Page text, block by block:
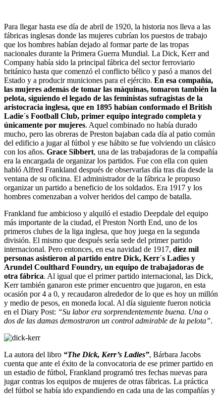
Para llegar hasta ese día de abril de 1920, la historia nos lleva a las
fábricas inglesas donde las mujeres cubrían los puestos de trabajo
que los hombres habían dejado al formar parte de las tropas
nacionales durante la Primera Guerra Mundial. La Dick, Kerr and
Company había sido la principal fábrica del sector ferroviario
británico hasta que comenzó el conflicto bélico y pasó a manos del
Estado y a producir municiones para el ejército. En esa compañía,
las mujeres además de tomar las máquinas, tomaron también la
pelota, siguiendo el legado de las feministas sufragistas de la
aristocracia inglesa, que en 1895 habían conformado el British
Ladie´s Football Club, primer equipo integrado completa y
únicamente por mujeres. Aquel combinado no había durado
mucho, pero las obreras de Preston bajaban cada día al patio común
del edificio a jugar al fútbol y ese hábito se fue volviendo un clásico
con los años. Grace Sibbert, una de las trabajadoras de la compañía
era la encargada de organizar los partidos. Fue con ella con quien
habló Alfred Frankland después de observarlas día tras día desde la
ventana de su oficina. El administrador de la fábrica le propuso
organizar un partido a beneficio de los soldados. Era 1917 y los
hombres comenzaban a volver heridos del campo de batalla.
Frankland fue ambicioso y alquiló el estadio Deepdale del equipo
más importante de la ciudad, el Preston North End, uno de los
primeros clubes de la liga inglesa, que hoy juega en la segunda
división. El mismo que después sería sede del primer partido
internacional. Pero entonces, en esa navidad de 1917, diez mil
personas asistieron al partido entre Dick, Kerr´s Ladies y
Arundel Coulthard Foundry, un equipo de trabajadoras de
otra fábrica. Al igual que el primer partido internacional, las Dick,
Kerr también ganaron este primer encuentro que jugaron, en esta
ocasión por 4 a 0, y recaudaron alrededor de lo que es hoy un millón
y medio de pesos, en moneda local. Al día siguiente fueron noticia
en el Diary Post: “Su labor era sorprendentemente buena. Una o
dos de las damas demostraron un control admirable de la pelota”.
La autora del libro “The Dick, Kerr’s Ladies”, Bárbara Jacobs
cuenta que ante el éxito de la convocatoria de ese primer partido en
un estadio de fútbol, Frankland programó tres fechas nuevas para
jugar contras los equipos de mujeres de otras fábricas. La práctica
del fútbol se había ido expandiendo en cada una de las compañías y